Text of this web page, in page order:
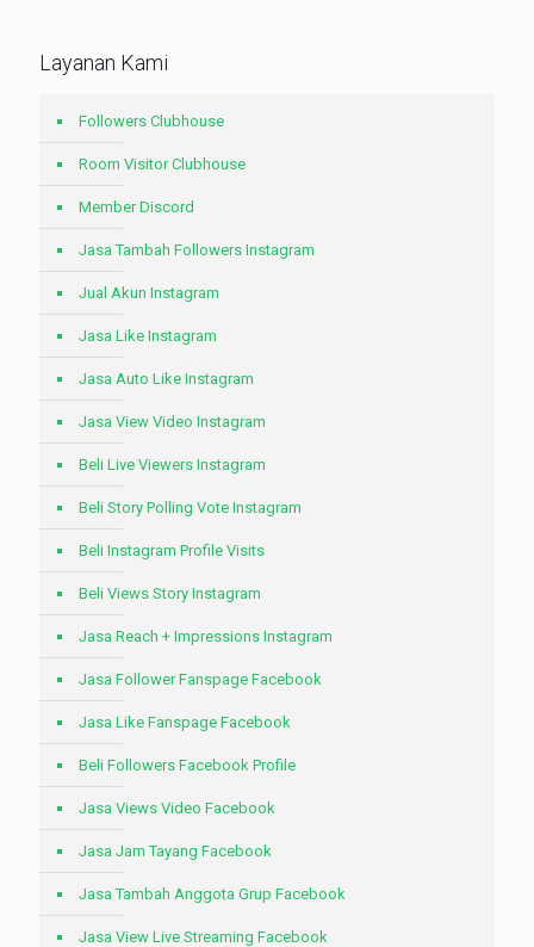
Layanan Kami
Followers Clubhouse
Room Visitor Clubhouse
Member Discord
Jasa Tambah Followers Instagram
Jual Akun Instagram
Jasa Like Instagram
Jasa Auto Like Instagram
Jasa View Video Instagram
Beli Live Viewers Instagram
Beli Story Polling Vote Instagram
Beli Instagram Profile Visits
Beli Views Story Instagram
Jasa Reach + Impressions Instagram
Jasa Follower Fanspage Facebook
Jasa Like Fanspage Facebook
Beli Followers Facebook Profile
Jasa Views Video Facebook
Jasa Jam Tayang Facebook
Jasa Tambah Anggota Grup Facebook
Jasa View Live Streaming Facebook